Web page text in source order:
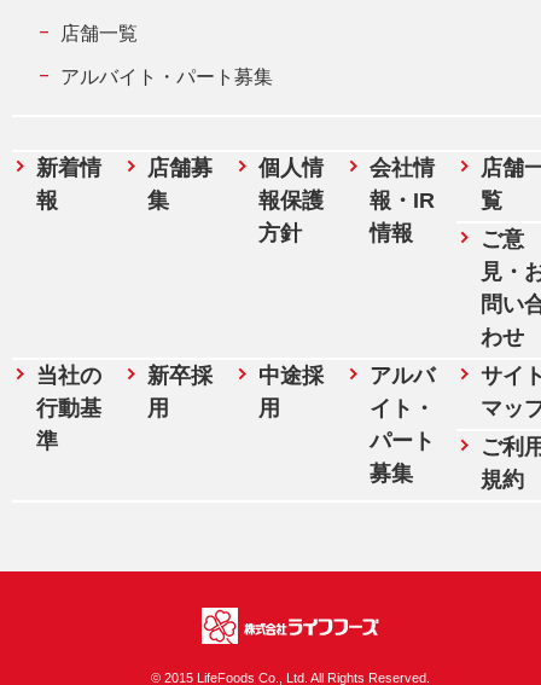
店舗一覧
アルバイト・パート募集
新着情
報
店舗募
集
個人情
報保護
方針
会社情
報・IR
情報
店舗
覧
ご意
見・
問い
わせ
当社の
行動基
準
新卒採
用
中途採
用
アルバ
イト・
パート
募集
サイ
マッ
ご利
規約
© 2015 LifeFoods Co., Ltd. All Rights Reserved.